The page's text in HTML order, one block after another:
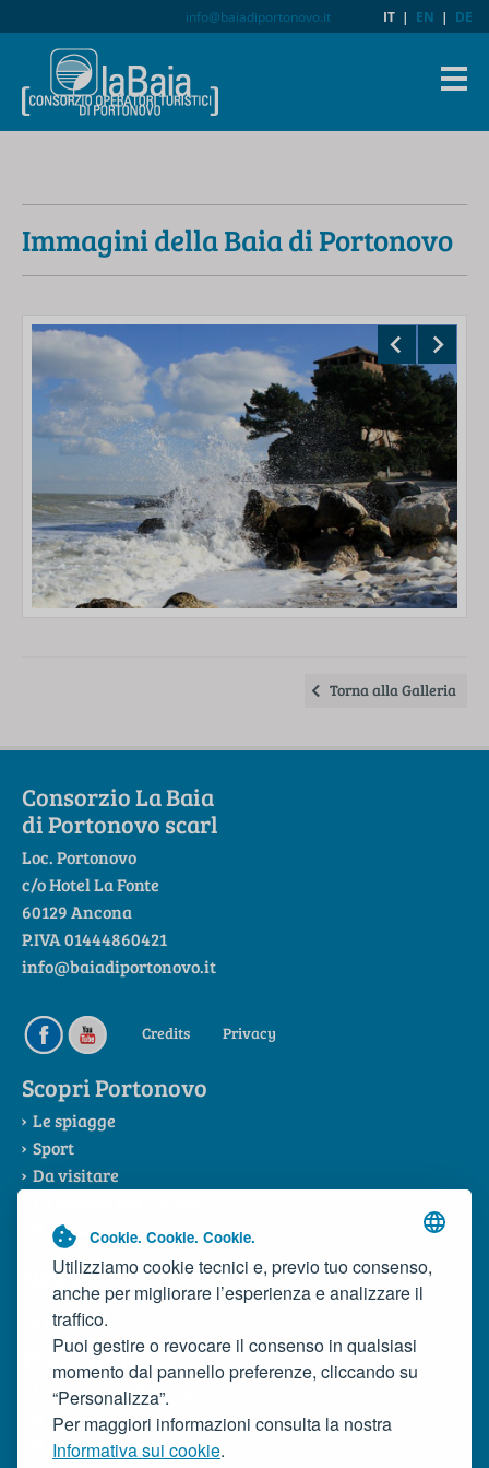
Cookie. Cookie. Cookie.
Utilizziamo cookie tecnici e, previo tuo consenso,
anche per migliorare l’esperienza e analizzare il
traffico.
Puoi gestire o revocare il consenso in qualsiasi
momento dal pannello preferenze, cliccando su
“Personalizza”.
Per maggiori informazioni consulta la nostra
Informativa sui cookie.
info@baiadiportonovo.it IT | EN | DE
Immagini della Baia di Portonovo
Torna alla Galleria
Consorzio La Baia
di Portonovo scarl
Loc. Portonovo
c/o Hotel La Fonte
60129 Ancona
P.IVA 01444860421
info@baiadiportonovo.it
Credits Privacy
Scopri Portonovo
Le spiagge
Sport
Da visitare
Il Consorzio
News
Contatti
Prodotti Tipici
Le tipicità della baia
Il mosciolo
Il Rosso Conero